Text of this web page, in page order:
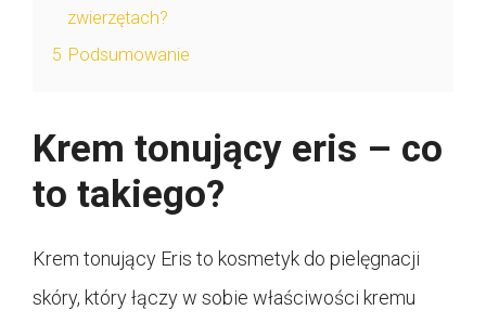
zwierzętach?
5 Podsumowanie
Krem tonujący eris – co
to takiego?
Krem tonujący Eris to kosmetyk do pielęgnacji
skóry, który łączy w sobie właściwości kremu